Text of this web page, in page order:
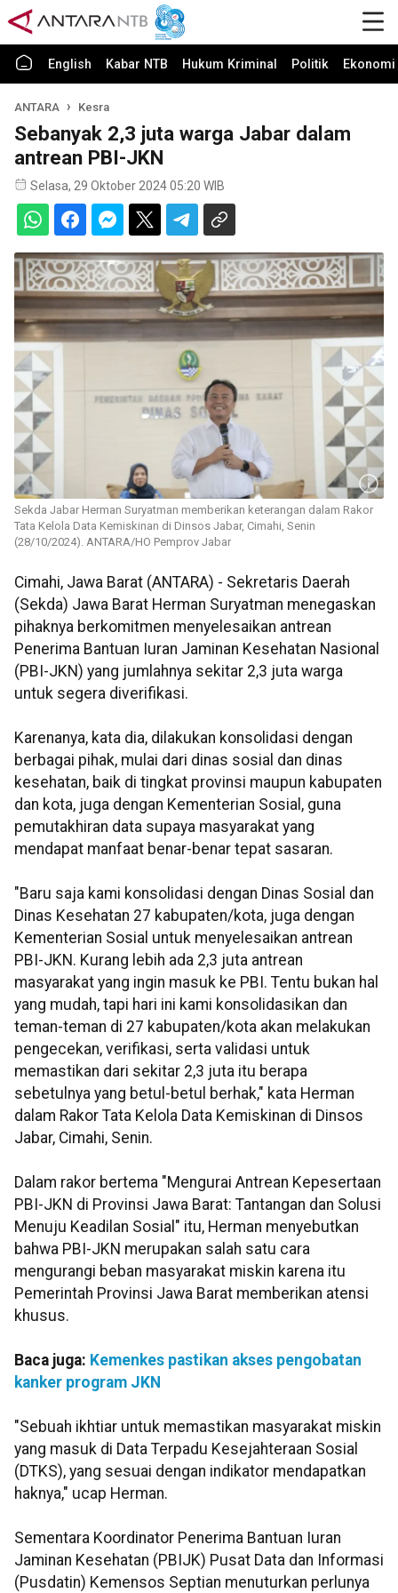
English Kabar NTB Hukum Kriminal Politik
ANTARA Kesra
Sebanyak 2,3 juta warga Jabar dalam
antrean PBI-JKN
Selasa, 29 Oktober 2024 05:20 WIB
Sekda Jabar Herman Suryatman memberikan keterangan dalam Rakor
Tata Kelola Data Kemiskinan di Dinsos Jabar, Cimahi, Senin
(28/10/2024). ANTARA/HO Pemprov Jabar
Cimahi, Jawa Barat (ANTARA) - Sekretaris Daerah
(Sekda) Jawa Barat Herman Suryatman menegaskan
pihaknya berkomitmen menyelesaikan antrean
Penerima Bantuan Iuran Jaminan Kesehatan Nasional
(PBI-JKN) yang jumlahnya sekitar 2,3 juta warga
untuk segera diverifikasi.
Karenanya, kata dia, dilakukan konsolidasi dengan
berbagai pihak, mulai dari dinas sosial dan dinas
kesehatan, baik di tingkat provinsi maupun kabupaten
dan kota, juga dengan Kementerian Sosial, guna
pemutakhiran data supaya masyarakat yang
mendapat manfaat benar-benar tepat sasaran.
"Baru saja kami konsolidasi dengan Dinas Sosial dan
Dinas Kesehatan 27 kabupaten/kota, juga dengan
Kementerian Sosial untuk menyelesaikan antrean
PBI-JKN. Kurang lebih ada 2,3 juta antrean
masyarakat yang ingin masuk ke PBI. Tentu bukan hal
yang mudah, tapi hari ini kami konsolidasikan dan
teman-teman di 27 kabupaten/kota akan melakukan
pengecekan, verifikasi, serta validasi untuk
memastikan dari sekitar 2,3 juta itu berapa
sebetulnya yang betul-betul berhak," kata Herman
dalam Rakor Tata Kelola Data Kemiskinan di Dinsos
Jabar, Cimahi, Senin.
Dalam rakor bertema "Mengurai Antrean Kepesertaan
PBI-JKN di Provinsi Jawa Barat: Tantangan dan Solusi
Menuju Keadilan Sosial" itu, Herman menyebutkan
bahwa PBI-JKN merupakan salah satu cara
mengurangi beban masyarakat miskin karena itu
Pemerintah Provinsi Jawa Barat memberikan atensi
khusus.
Baca juga: Kemenkes pastikan akses pengobatan
kanker program JKN
"Sebuah ikhtiar untuk memastikan masyarakat miskin
yang masuk di Data Terpadu Kesejahteraan Sosial
(DTKS), yang sesuai dengan indikator mendapatkan
haknya," ucap Herman.
Sementara Koordinator Penerima Bantuan Iuran
Jaminan Kesehatan (PBIJK) Pusat Data dan Informasi
(Pusdatin) Kemensos Septian menuturkan perlunya